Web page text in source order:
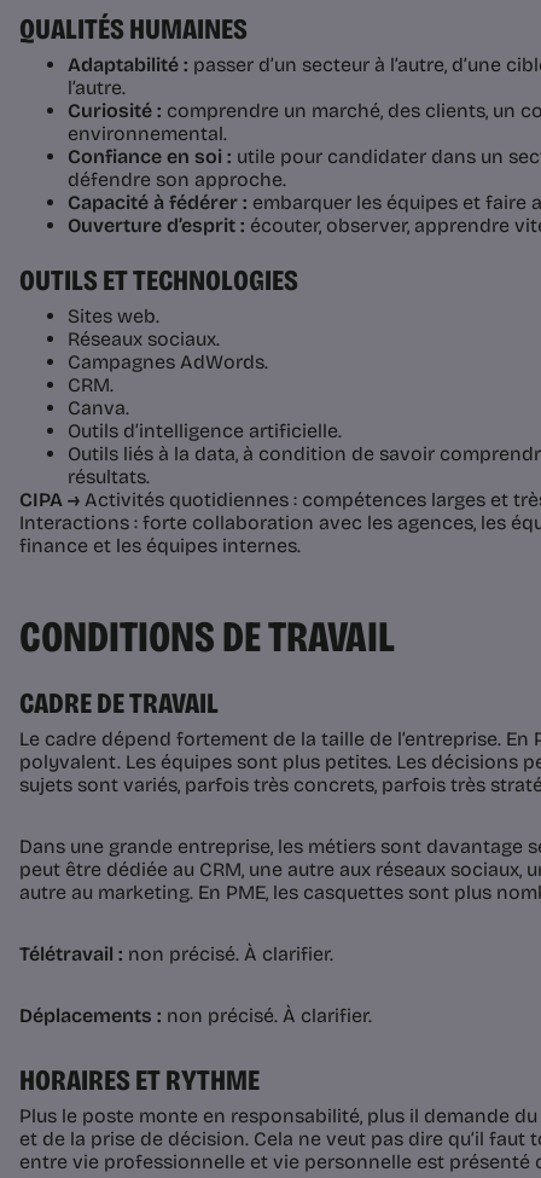
QUALITÉS HUMAINES
Adaptabilité : passer d’un secteur à l’autre, d’une
l’autre.
Curiosité : comprendre un marché, des clients, un
environnemental.
Confiance en soi : utile pour candidater dans un
défendre son approche.
Capacité à fédérer : embarquer les équipes et faire
Ouverture d’esprit : écouter, observer, apprendre
OUTILS ET TECHNOLOGIES
Sites web.
Réseaux sociaux.
Campagnes AdWords.
CRM.
Canva.
Outils d’intelligence artificielle.
Outils liés à la data, à condition de savoir
résultats.
CIPA → Activités quotidiennes : compétences larges et
Interactions : forte collaboration avec les agences, les
finance et les équipes internes.
CONDITIONS DE TRAVAIL
CADRE DE TRAVAIL
Le cadre dépend fortement de la taille de l’entreprise. En
polyvalent. Les équipes sont plus petites. Les décisions
sujets sont variés, parfois très concrets, parfois très
Dans une grande entreprise, les métiers sont davantage
peut être dédiée au CRM, une autre aux réseaux sociaux,
autre au marketing. En PME, les casquettes sont plus
Télétravail : non précisé. À clarifier.
Déplacements : non précisé. À clarifier.
HORAIRES ET RYTHME
Plus le poste monte en responsabilité, plus il demande
et de la prise de décision. Cela ne veut pas dire qu’il faut
entre vie professionnelle et vie personnelle est présenté